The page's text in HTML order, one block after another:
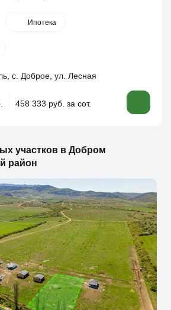
Ипотека
с. Доброе, ул. Лесная
458 333 руб. за сот.
участков в Добром
район